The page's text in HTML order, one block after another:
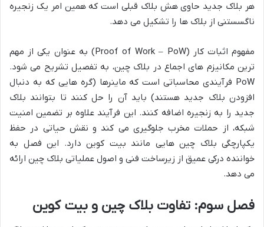
هر بلاک جدید حاوی هش بلاک قبلی است که همین امر یک زنجیره
ناگسستنی از بلاک ها را تشکیل می دهد.
مفهوم اثبات کار (Proof of Work – PoW) به عنوان یکی از مهم
ترین مکانیزم های اجماع در بلاک چین، به تفصیل تشریح می شود.
PoW فرآیندی محاسباتی است که ماینرها (گره هایی که به دنبال
افزودن بلاک جدید هستند) باید آن را حل کنند تا بتوانند بلاک
جدید را به زنجیره اضافه کنند. این فرآیند علاوه بر تضمین امنیت
شبکه، از حملات مخرب جلوگیری می کند و نقش حیاتی در حفظ
یکپارچگی بلاک چین هایی مانند بیت کوین دارد. این فصل به
خواننده درکی عمیق از زیرساخت فنی و اصول عملیاتی بلاک چین ارائه
می دهد.
فصل سوم: تفاوت بلاک چین و بیت کوین